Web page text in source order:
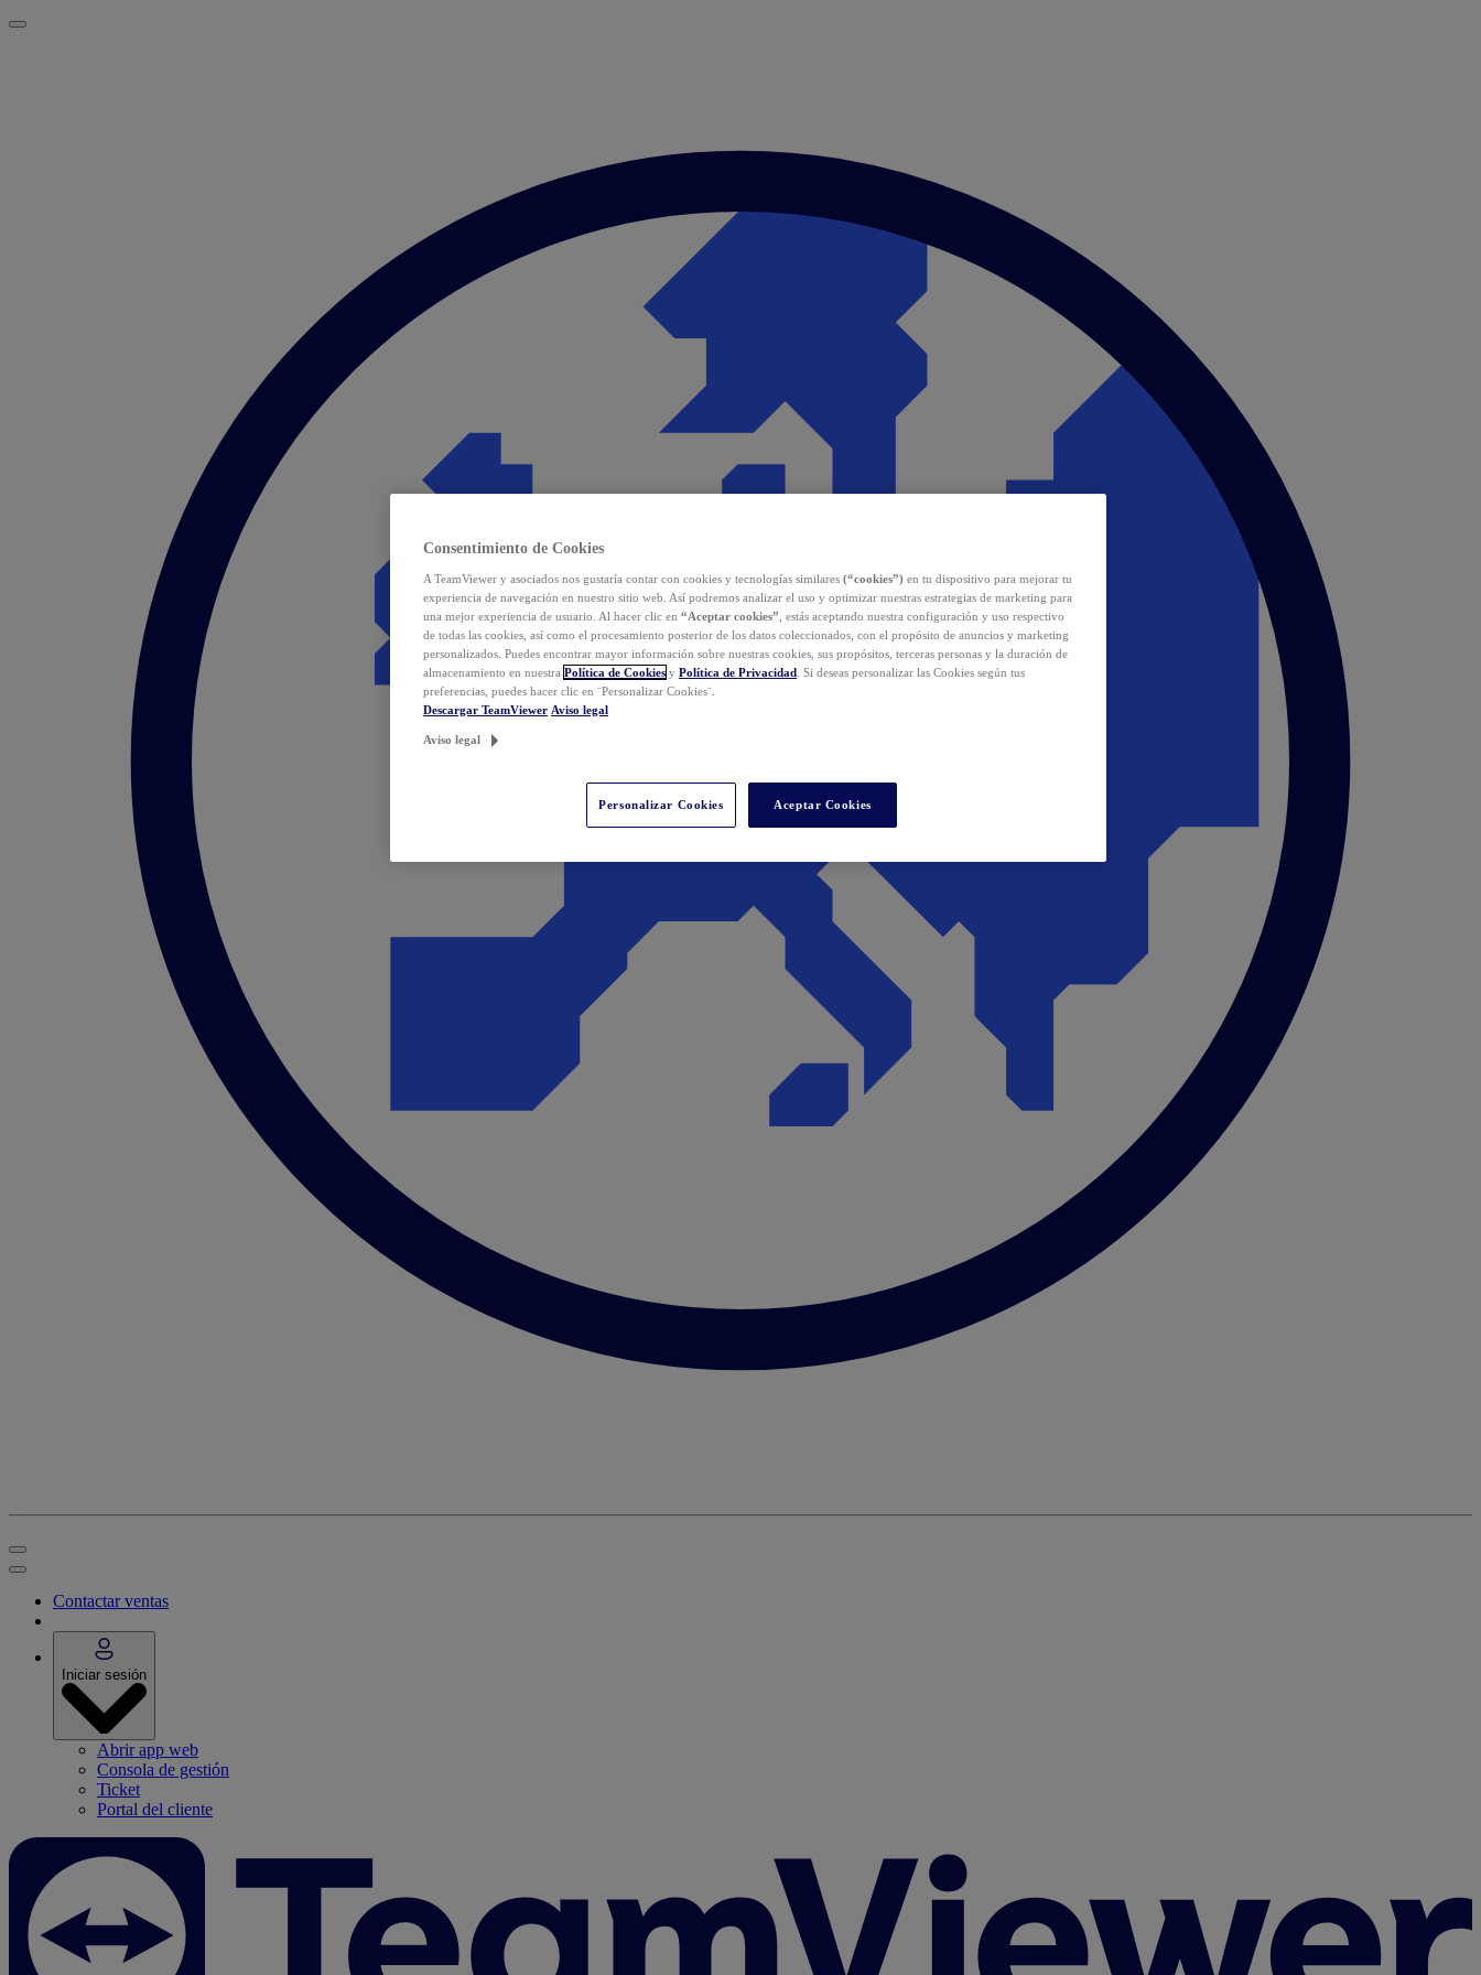
Contactar ventas
Iniciar sesión
Abrir app web
Consola de gestión
Ticket
Portal del cliente
Consentimiento de Cookies
A TeamViewer y asociados nos gustaría contar con cookies y tecnologías similares (“cookies”) en tu dispositivo para mejorar tu
experiencia de navegación en nuestro sitio web. Así podremos analizar el uso y optimizar nuestras estrategias de marketing para
una mejor experiencia de usuario. Al hacer clic en “Aceptar cookies” , estás aceptando nuestra configuración y uso respectivo
de todas las cookies, así como el procesamiento posterior de los datos coleccionados, con el propósito de anuncios y marketing
personalizados. Puedes encontrar mayor información sobre nuestras cookies, sus propósitos, terceras personas y la duración de
almacenamiento en nuestra Política de Cookies y Política de Privacidad . Si deseas personalizar las Cookies según tus
preferencias, puedes hacer clic en ¨Personalizar Cookies¨.
Descargar TeamViewer Aviso legal
Aviso legal
Personalizar Cookies Aceptar Cookies